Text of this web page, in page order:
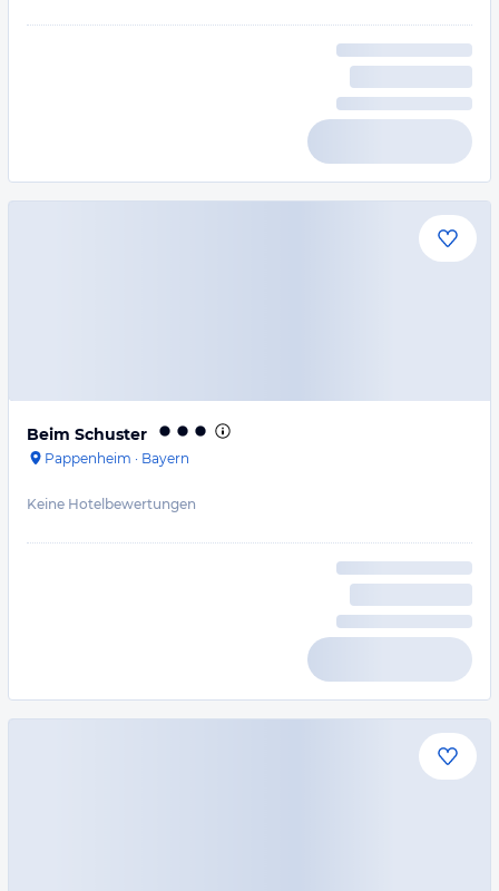
Beim Schuster
Pappenheim · Bayern
Keine Hotelbewertungen